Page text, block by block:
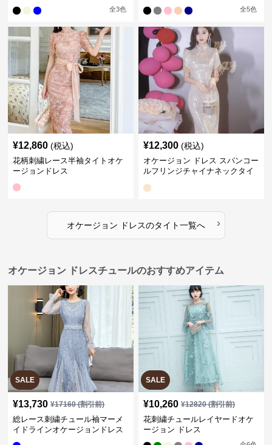
全3色 全5色
¥12,860 (税込)
花柄刺繍レース半袖タイトオケ
ージョンドレス
¥12,300 (税込)
オケージョン ドレス スパンコー
ルフリンジチャイナネックタイ
オケージョン ドレスのタイト一覧へ ›
オケージョン ドレスチュールのおすすめアイテム
SALE
¥13,730 ¥17160(割引前)
総レース刺繍チュール袖マーメ
イドラインオケージョンドレス
SALE
¥10,260 ¥12820(割引前)
花刺繍チュールレイヤードオケ
ージョン ドレス